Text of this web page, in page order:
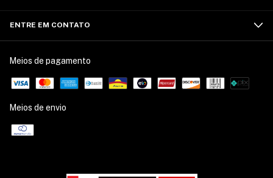
ENTRE EM CONTATO
Meios de pagamento
Meios de envio